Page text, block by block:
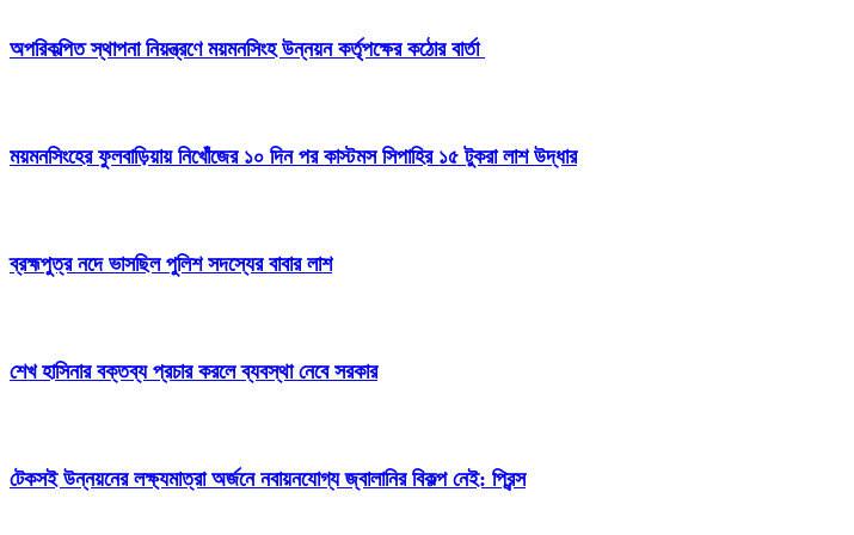
অপরিকল্পিত স্থাপনা নিয়ন্ত্রণে ময়মনসিংহ উন্নয়ন কর্তৃপক্ষের কঠোর বার্তা
ময়মনসিংহের ফুলবাড়িয়ায় নিখোঁজের ১০ দিন পর কাস্টমস সিপাহির ১৫ টুকরা লাশ উদ্ধার
ব্রহ্মপুত্র নদে ভাসছিল পুলিশ সদস্যের বাবার লাশ
শেখ হাসিনার বক্তব্য প্রচার করলে ব্যবস্থা নেবে সরকার
টেকসই উন্নয়নের লক্ষ্যমাত্রা অর্জনে নবায়নযোগ্য জ্বালানির বিকল্প নেই: প্রিন্স